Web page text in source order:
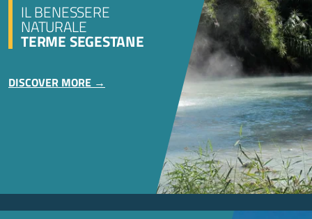
IL BENESSERE
NATURALE
TERME SEGESTANE
DISCOVER MORE